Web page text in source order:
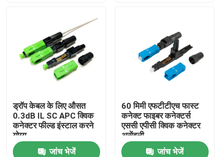
हमारे बारे में
कारखाना भ्रमण
गुणवत्ता नियंत्रण
संपर्क करें
ड्रॉप केबल के लिए औसत
0.3dB IL SC APC क्विक
कनेक्टर फील्ड इंस्टाल करने
योग्य
जांच भेजें
60 मिमी एफटीटीएच फास्ट
कनेक्ट फाइबर कनेक्टर्स
एससी एपीसी क्विक कनेक्टर
असेंबली
जांच भेजें